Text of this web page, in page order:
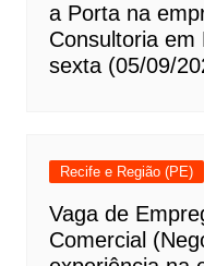
a Porta na
Consultoria em
sexta (05/09/
Recife e Região (PE)
Vaga de
Comercial